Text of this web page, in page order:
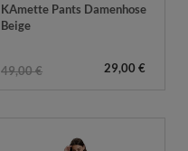
KAmette Pants Damenhose
Beige
49,00 € 29,00 €